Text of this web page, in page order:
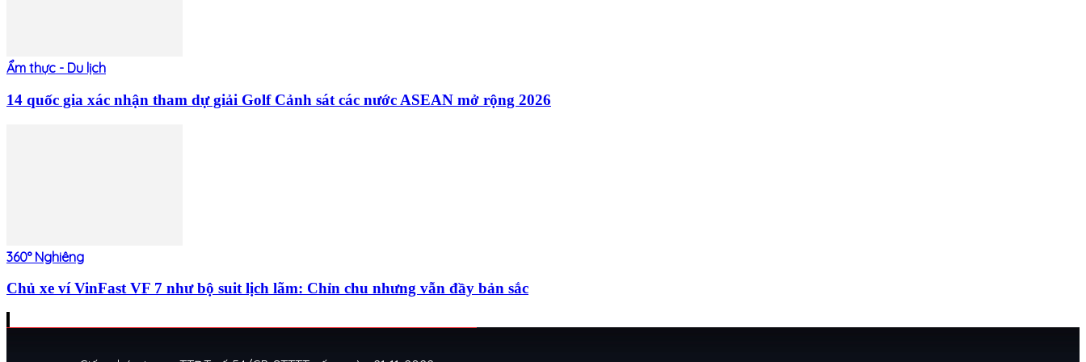
Ẩm thực - Du lịch
14 quốc gia xác nhận tham dự giải Golf Cảnh sát các nước ASEAN mở rộng 2026
360° Nghiêng
Chủ xe ví VinFast VF 7 như bộ suit lịch lãm: Chỉn chu nhưng vẫn đầy bản sắc